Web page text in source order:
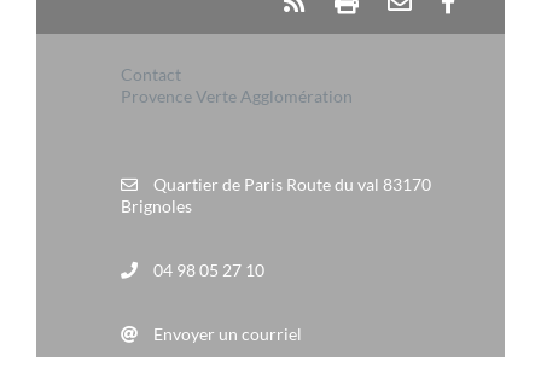
Contact
Provence Verte Agglomération
Quartier de Paris Route du val 83170
Brignoles
04 98 05 27 10
Envoyer un courriel